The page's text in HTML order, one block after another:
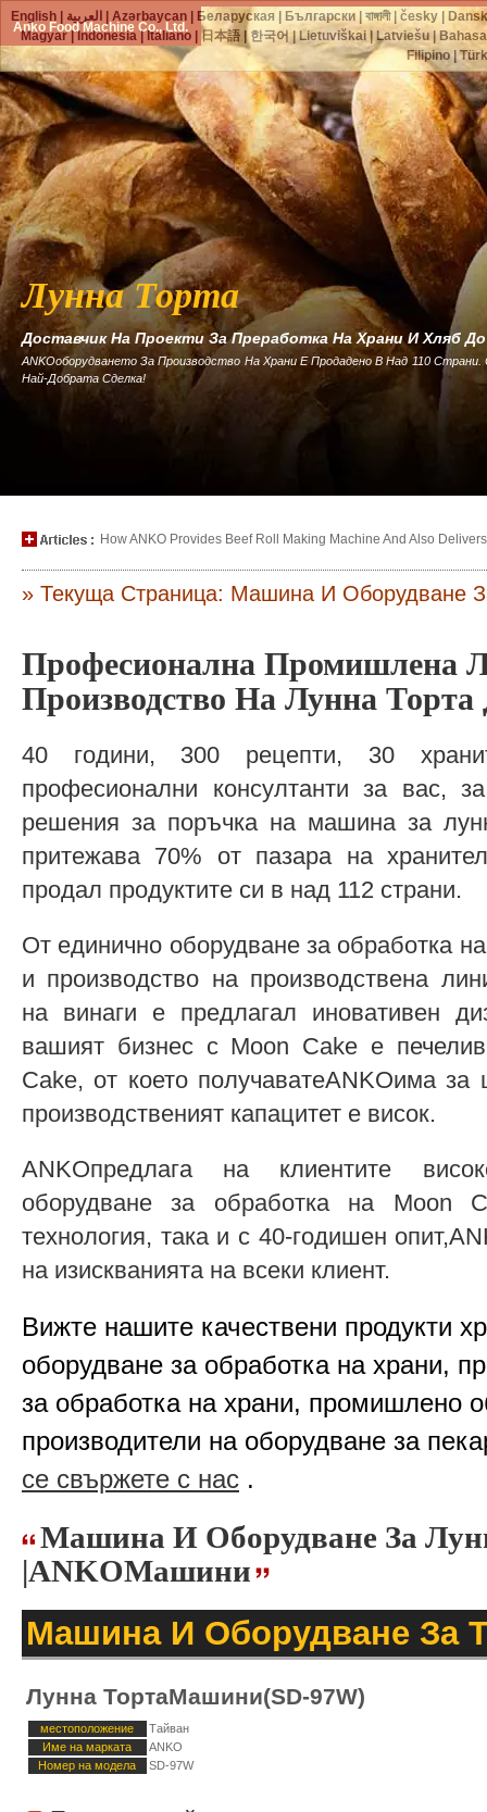
Anko Food Machine Co., Ltd.
Лунна Торта
Доставчик На Проекти За Преработка На Храни И Хляб
ANKOоборудването За Производство На Храни Е Продадено В Над 110
Най-Добрата Сделка!
How ANKO Provides Beef Roll Making Machine And Also
» Текуща Страница: Машина И Оборудване
Професионална Промишлена
Производство На Лунна
40 години, 300 рецепти, 30
професионални консултанти за вас,
решения за поръчка на машина за
притежава 70% от пазара на
продал продуктите си в над 112 страни.
От единично оборудване за обработка
и производство на производствена
на винаги е предлагал иновативен
вашият бизнес с Moon Cake е
Cake, от което получаватеANKOима
производственият капацитет е висок.
ANKOпредлага на клиентите
оборудване за обработка на Moon
технология, така и с 40-годишен
на изискванията на всеки клиент.
Вижте нашите качествени продукти
оборудване за обработка на храни,
за обработка на храни, промишлено
производители на оборудване за
се свържете с нас .
Машина И Оборудване За
|ANKOМашини
Машина И Оборудване За
Лунна ТортаМашини(SD-97W)
местоположение
Тайван
Име на марката
ANKO
Номер на модела
SD-97W
English العربية |Azərbaycan Беларуская Български |বাঙ্গালী|česky
Magyar|Indonesia| Italiano| 日本語|한국어|Lietuviškai|Latviešu|
Filipino|